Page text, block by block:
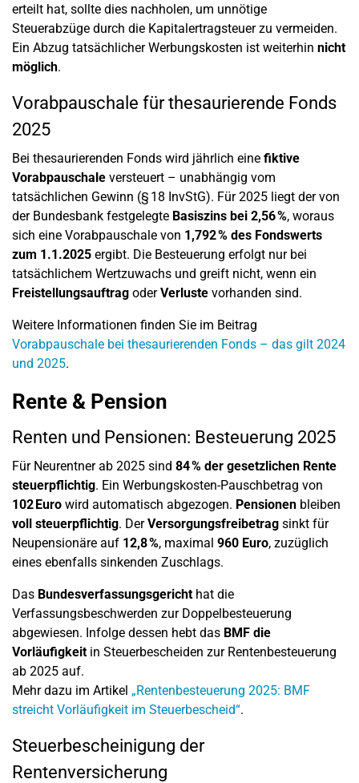
erteilt hat, sollte dies nachholen, um unnötige
Steuerabzüge durch die Kapitalertragsteuer zu vermeiden.
Ein Abzug tatsächlicher Werbungskosten ist weiterhin nicht
möglich.
Vorabpauschale für thesaurierende Fonds
2025
Bei thesaurierenden Fonds wird jährlich eine fiktive
Vorabpauschale versteuert – unabhängig vom
tatsächlichen Gewinn (§ 18 InvStG). Für 2025 liegt der von
der Bundesbank festgelegte Basiszins bei 2,56 %, woraus
sich eine Vorabpauschale von 1,792 % des Fondswerts
zum 1.1.2025 ergibt. Die Besteuerung erfolgt nur bei
tatsächlichem Wertzuwachs und greift nicht, wenn ein
Freistellungsauftrag oderVerluste vorhanden sind.
Weitere Informationen finden Sie im Beitrag
Vorabpauschale bei thesaurierenden Fonds – das gilt 2024
und 2025.
Rente & Pension
Renten und Pensionen: Besteuerung 2025
Für Neurentner ab 2025 sind 84 % der gesetzlichen Rente
steuerpflichtig. Ein Werbungskosten-Pauschbetrag von
102 Euro wird automatisch abgezogen. Pensionen bleiben
voll steuerpflichtig. DerVersorgungsfreibetrag sinkt für
Neupensionäre auf 12,8 %, maximal 960 Euro, zuzüglich
eines ebenfalls sinkenden Zuschlags.
Das Bundesverfassungsgerichthat die
Verfassungsbeschwerden zur Doppelbesteuerung
abgewiesen. Infolge dessen hebt das BMF die
Vorläufigkeitin Steuerbescheiden zur Rentenbesteuerung
ab 2025 auf.
Mehr dazu im Artikel „Rentenbesteuerung 2025: BMF
streicht Vorläufigkeit im Steuerbescheid“.
Steuerbescheinigung der
Rentenversicherung